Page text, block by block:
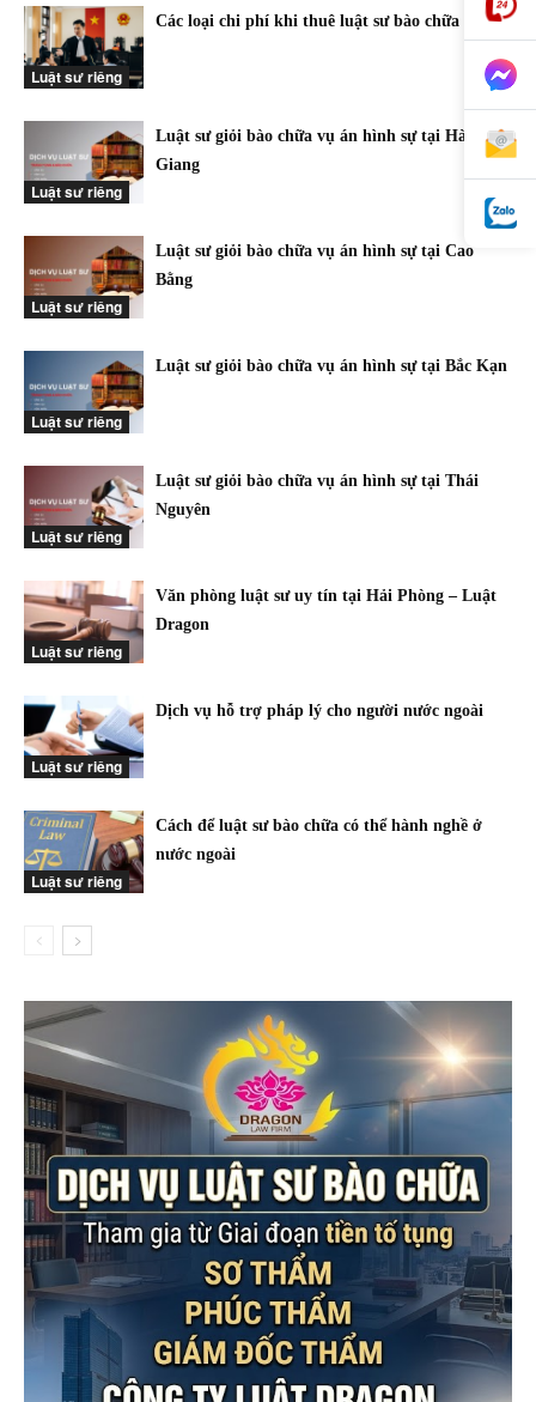
Luật sư riêng
Các loại chi phí khi thuê luật sư bào chữa
Luật sư riêng
Luật sư giỏi bào chữa vụ án hình sự tại Hà
Giang
Luật sư riêng
Luật sư giỏi bào chữa vụ án hình sự tại Cao
Bằng
Luật sư riêng
Luật sư giỏi bào chữa vụ án hình sự tại Bắc Kạn
Luật sư riêng
Luật sư giỏi bào chữa vụ án hình sự tại Thái
Nguyên
Luật sư riêng
Văn phòng luật sư uy tín tại Hải Phòng – Luật
Dragon
Luật sư riêng
Dịch vụ hỗ trợ pháp lý cho người nước ngoài
Luật sư riêng
Cách để luật sư bào chữa có thể hành nghề ở
nước ngoài